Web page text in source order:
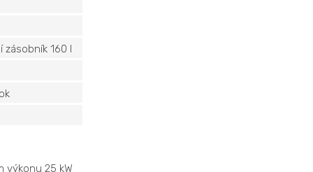
zásobník 160 l
25 kW